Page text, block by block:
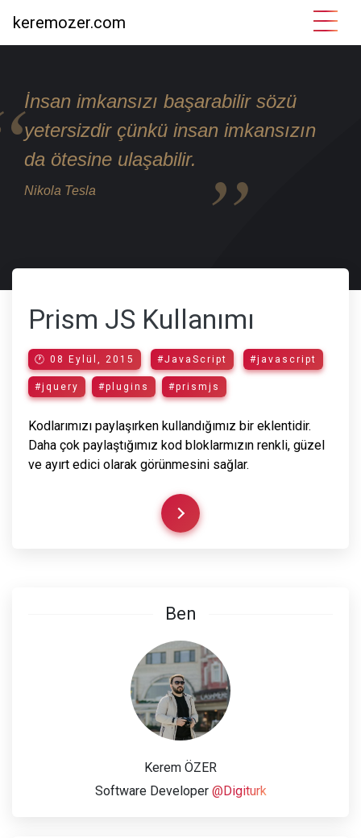
keremozer.com
İnsan imkansızı başarabilir sözü
yetersizdir çünkü insan imkansızın
da ötesine ulaşabilir.
Nikola Tesla
Prism JS Kullanımı
🕐 08 Eylül, 2015 #JavaScript #javascript
#jquery #plugins #prismjs
Kodlarımızı paylaşırken kullandığımız bir eklentidir.
Daha çok paylaştığımız kod bloklarmızın renkli, güzel
ve ayırt edici olarak görünmesini sağlar.
Ben
Kerem ÖZER
Software Developer @Digiturk